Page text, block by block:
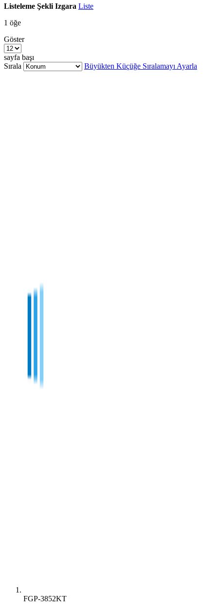
Listeleme Şekli Izgara Liste
1 öğe
Göster
sayfa başı
Sırala
Büyükten Küçüğe Sıralamayı Ayarla
FGP-3852KT